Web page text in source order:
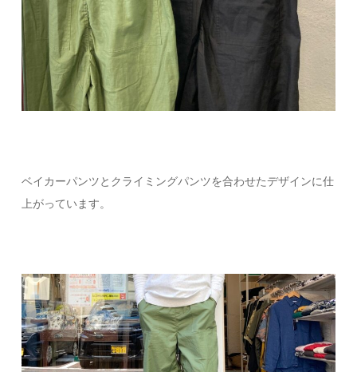
ベイカーパンツとクライミングパンツを合わせたデザインに仕
上がっています。